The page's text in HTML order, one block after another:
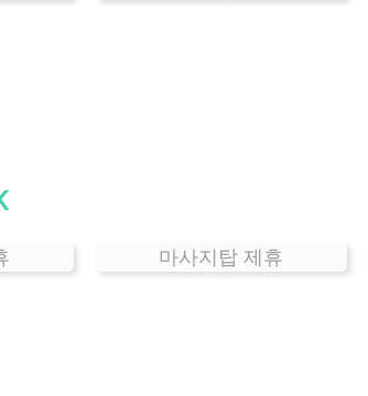
마사지탑 제휴